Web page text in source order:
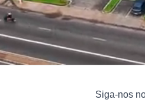
Siga-nos